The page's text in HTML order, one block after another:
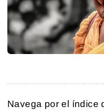
Navega por el índice